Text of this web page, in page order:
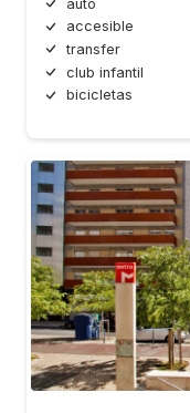
auto
accesible
transfer
club infantil
bicicletas